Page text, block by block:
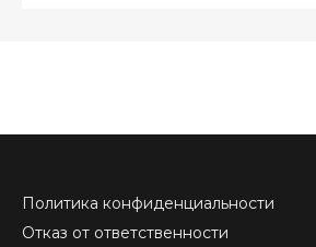
Политика конфиденциальности
Отказ от ответственности